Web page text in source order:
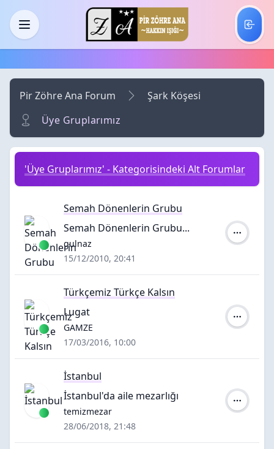
Skip to main content
Menü
Pir Zöhre Ana Forum
Şark Köşesi
Üye Gruplarımız
'Üye Gruplarımız' - Kategorisindeki Alt Forumlar
Semah Dönenlerin Grubu
Semah Dönenlerin Grubu...
Yazar:
gulnaz
15/12/2010, 20:41
Türkçemiz Türkçe Kalsın
Lugat
Yazar:
GAMZE
17/03/2016, 10:00
İstanbul
İstanbul'da aile mezarlığı
Yazar:
temizmezar
28/06/2018, 21:48